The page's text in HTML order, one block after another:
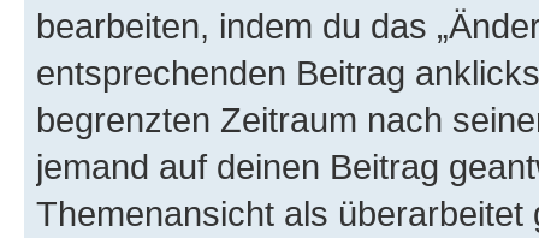
bearbeiten, indem du das
entsprechenden Beitrag
begrenzten Zeitraum nach
jemand auf deinen Beitrag
Themenansicht als